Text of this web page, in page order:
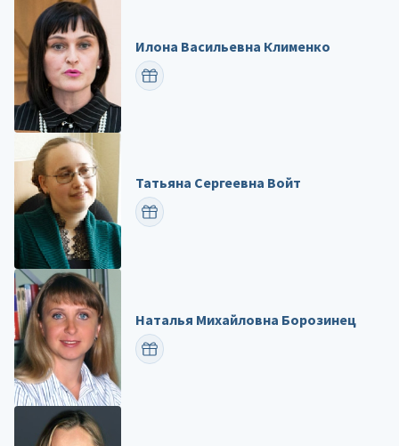
Илона Васильевна Клименко
ПОЗДРАВИТЬ
Татьяна Сергеевна Войт
ПОЗДРАВИТЬ
Наталья Михайловна Борозинец
ПОЗДРАВИТЬ